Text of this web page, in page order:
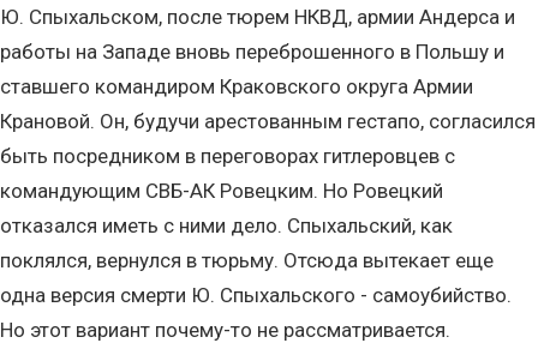
Ю. Спыхальском, после тюрем НКВД, армии Андерса и
работы на Западе вновь переброшенного в Польшу и
ставшего командиром Краковского округа Армии
Крановой. Он, будучи арестованным гестапо, согласился
быть посредником в переговорах гитлеровцев с
командующим СВБ-АК Ровецким. Но Ровецкий
отказался иметь с ними дело. Спыхальский, как
поклялся, вернулся в тюрьму. Отсюда вытекает еще
одна версия смерти Ю. Спыхальского - самоубийство.
Но этот вариант почему-то не рассматривается.